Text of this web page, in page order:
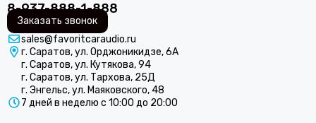
8-937-888-1-888
Заказать звонок
sales@favoritcaraudio.ru
г. Саратов, ул. Орджоникидзе, 6А
г. Саратов, ул. Кутякова, 94
г. Саратов, ул. Тархова, 25Д
г. Энгельс, ул. Маяковского, 48
7 дней в неделю с 10:00 до 20:00